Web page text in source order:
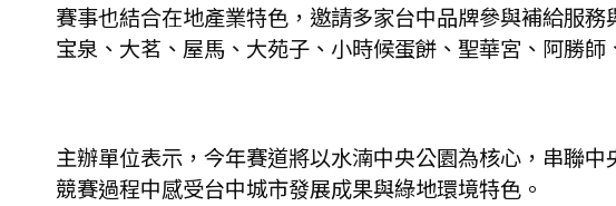
賽事也結合在地產業特色，邀請多家台中品牌參與補給服
宝泉、大茗、屋馬、大苑子、小時候蛋餅、聖華宮、阿勝
主辦單位表示，今年賽道將以水湳中央公園為核心，串聯
競賽過程中感受台中城市發展成果與綠地環境特色。